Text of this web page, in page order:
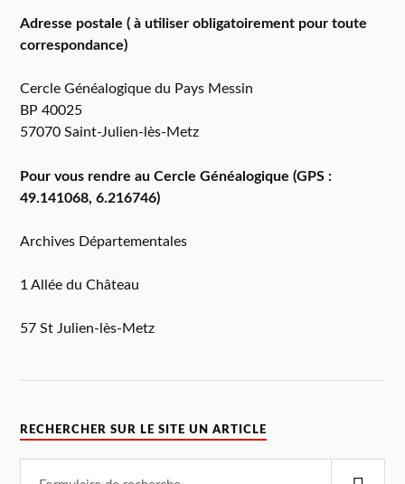
Adresse postale ( à utiliser obligatoirement pour toute
correspondance)
Cercle Généalogique du Pays Messin
BP 40025
57070 Saint-Julien-lès-Metz
Pour vous rendre au Cercle Généalogique (GPS :
49.141068, 6.216746)
Archives Départementales
1 Allée du Château
57 St Julien-lès-Metz
RECHERCHER SUR LE SITE UN ARTICLE